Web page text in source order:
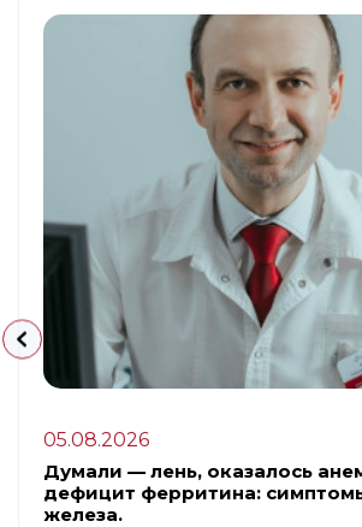
05.08.2026
Думали — лень, оказалось
дефицит ферритина:
железа.